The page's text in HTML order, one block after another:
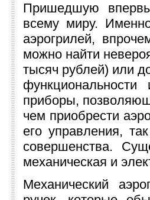
Пришедшую
всему миру.
аэрогрилей,
можно найти
тысяч рублей) или
приборы,
чем приобрести
его управления,
совершенства.
механическая и
Механический